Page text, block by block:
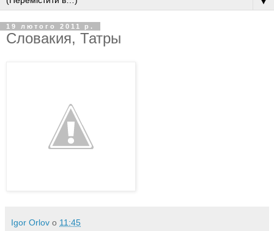
19 лютого 2011 р.
Словакия, Татры
Igor Orlov о 11:45